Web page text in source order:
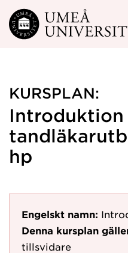
Hoppa direkt till
KURSPLAN:
hp
Engelskt namn:
Denna kursplan
tillsvidare